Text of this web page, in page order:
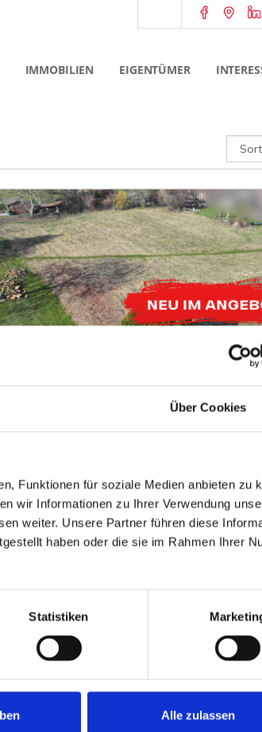
Über Cookies
Funktionen für soziale Medien anbieten zu
wir Informationen zu Ihrer Verwendung
weiter. Unsere Partner führen diese
haben oder die sie im Rahmen Ihrer
Statistiken
Alle zulassen
IMMOBILIEN EIGENTÜMER
599.000,- €
Minden
Seltene Gelegenheit: Baugrundstück mit
OBJEKTNUMMER